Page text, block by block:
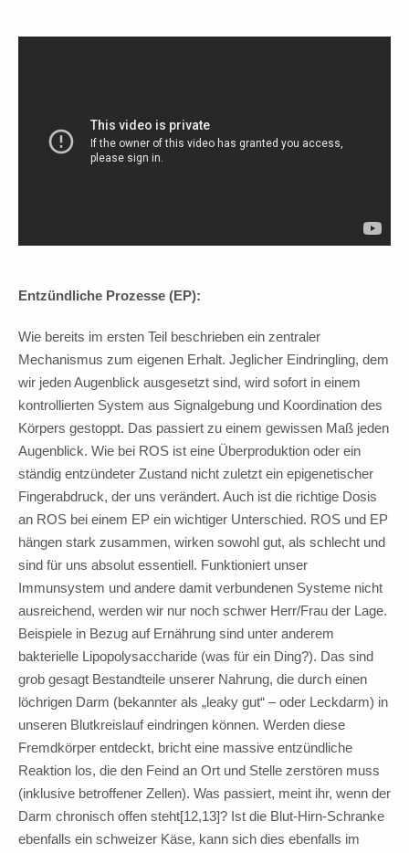
Entzündliche Prozesse (EP):
Wie bereits im ersten Teil beschrieben ein zentraler
Mechanismus zum eigenen Erhalt. Jeglicher Eindringling, dem
wir jeden Augenblick ausgesetzt sind, wird sofort in einem
kontrollierten System aus Signalgebung und Koordination des
Körpers gestoppt. Das passiert zu einem gewissen Maß jeden
Augenblick. Wie bei ROS ist eine Überproduktion oder ein
ständig entzündeter Zustand nicht zuletzt ein epigenetischer
Fingerabdruck, der uns verändert. Auch ist die richtige Dosis
an ROS bei einem EP ein wichtiger Unterschied. ROS und EP
hängen stark zusammen, wirken sowohl gut, als schlecht und
sind für uns absolut essentiell. Funktioniert unser
Immunsystem und andere damit verbundenen Systeme nicht
ausreichend, werden wir nur noch schwer Herr/Frau der Lage.
Beispiele in Bezug auf Ernährung sind unter anderem
bakterielle Lipopolysaccharide (was für ein Ding?). Das sind
grob gesagt Bestandteile unserer Nahrung, die durch einen
löchrigen Darm (bekannter als „leaky gut“ – oder Leckdarm) in
unseren Blutkreislauf eindringen können. Werden diese
Fremdkörper entdeckt, bricht eine massive entzündliche
Reaktion los, die den Feind an Ort und Stelle zerstören muss
(inklusive betroffener Zellen). Was passiert, meint ihr, wenn der
Darm chronisch offen steht[12,13]? Ist die Blut-Hirn-Schranke
ebenfalls ein schweizer Käse, kann sich dies ebenfalls im